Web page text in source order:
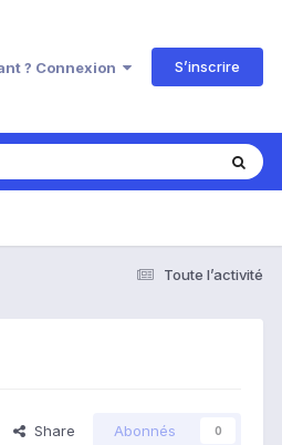
? Connexion S’inscrire
Toute l’activité
Share Abonnés 0